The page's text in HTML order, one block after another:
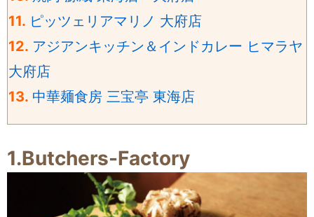
11. ピッツェリアマリノ 大府店
12. アジアンキッチン＆インドカレー ヒマラヤ
大府店
13. 中華麺食房 三宝亭 東海店
1.Butchers-Factory